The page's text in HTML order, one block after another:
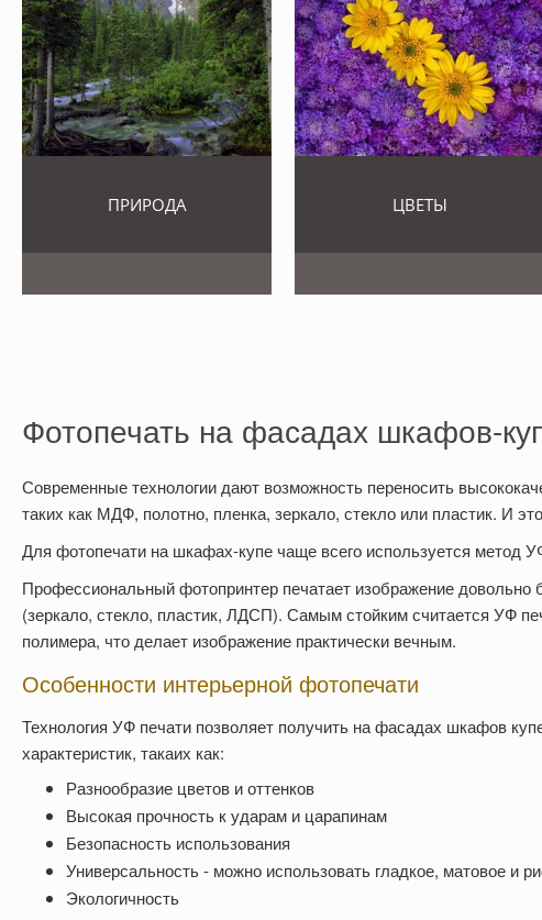
ПРИРОДА ЦВЕТЫ
Фотопечать на фасадах шкафов-
Современные технологии дают возможность переносить
таких как МДФ, полотно, пленка, зеркало, стекло или пластик. И
Для фотопечати на шкафах-купе чаще всего используется метод
Профессиональный фотопринтер печатает изображение
(зеркало, стекло, пластик, ЛДСП). Самым стойким считается УФ
полимера, что делает изображение практически вечным.
Особенности интерьерной фотопечати
Технология УФ печати позволяет получить на фасадах шкафов
характеристик, такаих как:
Разнообразие цветов и оттенков
Высокая прочность к ударам и царапинам
Безопасность использования
Универсальность - можно использовать гладкое, матовое и
Экологичность